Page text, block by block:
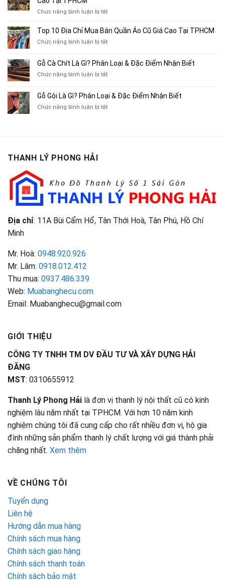
Chuyên
Bán
Xe
Cũ,
Xe
Cũ
TP.HCM
Chức năng bình luận bị tắtở
10
Thu
Sách
Tạp
Chí
Top 10 Địa Chỉ Mua Bán Quần Áo Cũ Giá Cao Tại TPHCM
Chức năng bình luận bị tắtở
Địa
Chỉ
Bán
Áo
Gỗ Cà Chít Là Gì? Phân Loại & Đặc Điểm Nhận Biết
Chức năng bình luận bị tắtở
Chít
Là
Gỗ Gội Là Gì? Phân Loại & Đặc Điểm Nhận Biết
Chức năng bình luận bị tắtở
Điểm
Nhận
Biết
THANH LÝ PHONG HẢI
Địa chỉ: 11A Bùi Cẩm Hổ, Tân Thới Hoà, Tân Phú, Hồ Chí
Minh
Mr. Hoà: 0948.920.926
Mr. Lâm: 0918.012.412
Thu mua: 0937.486.339
Web: Muabanghecu.com
Email: Muabanghecu@gmail.com
GIỚI THIỆU
CÔNG TY TNHH TM DV ĐẦU TƯ VÀ XÂY DỰNG HẢI
ĐĂNG
MST: 0310655912
Thanh Lý Phong Hải là đơn vị thanh lý nội thất cũ có kinh
nghiệm lâu năm nhất tại TPHCM. Với hơn 10 năm kinh
nghiệm chúng tôi đã cung cấp cho rất nhiều đơn vị, hộ gia
đình những sản phẩm thanh lý chất lượng với giá thành phải
chăng nhất. Xem thêm
VỀ CHÚNG TÔI
Tuyển dụng
Liên hệ
Hướng dẫn mua hàng
Chính sách mua hàng
Chính sách giao hàng
Chính sách thanh toán
Chính sách bảo mật